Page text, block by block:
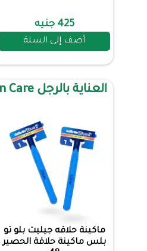
425 جنيه
أضف إلى السلة
العناية بالرجل Man Care
ماكينة حلاقه جيليت بلو تو
بلس ماكينة حلاقة الحصير